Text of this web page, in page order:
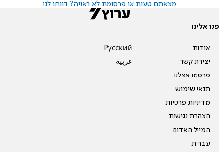
מצאתם טעות או פרסומת לא ראויה? דווחו לנו
פנו אלינו
אודות
יצירת קשר
פרסמו אצלנו
תנאי שימוש
מדיניות פרטיות
הצהרת נגישות
המייל האדום
עברית
Pусский
عربية